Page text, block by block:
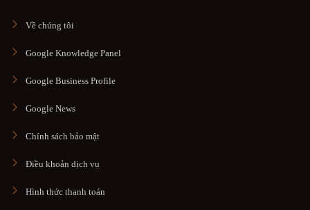
Về chúng tôi
Google Knowledge Panel
Google Business Profile
Google News
Chính sách bảo mật
Điều khoản dịch vụ
Hình thức thanh toán